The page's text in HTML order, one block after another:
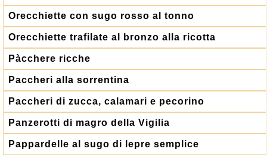
Orecchiette con sugo rosso al tonno
Orecchiette trafilate al bronzo alla ricotta
Pàcchere ricche
Paccheri alla sorrentina
Paccheri di zucca, calamari e pecorino
Panzerotti di magro della Vigilia
Pappardelle al sugo di lepre semplice